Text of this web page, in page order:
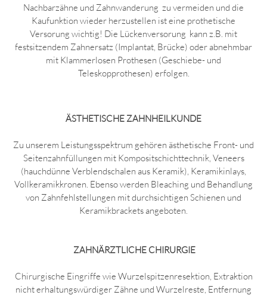
Nachbarzähne und Zahnwanderung zu vermeiden und die
Kaufunktion wieder herzustellen ist eine prothetische
Versorung wichtig! Die Lückenversorung kann z.B. mit
festsitzendem Zahnersatz (Implantat, Brücke) oder abnehmbar
mit Klammerlosen Prothesen (Geschiebe- und
Teleskopprothesen) erfolgen.
ÄSTHETISCHE ZAHNHEILKUNDE
Zu unserem Leistungsspektrum gehören ästhetische Front- und
Seitenzahnfüllungen mit Kompositschichttechnik, Veneers
(hauchdünne Verblendschalen aus Keramik), Keramikinlays,
Vollkeramikkronen. Ebenso werden Bleaching und Behandlung
von Zahnfehlstellungen mit durchsichtigen Schienen und
Keramikbrackets angeboten.
ZAHNÄRZTLICHE CHIRURGIE
Chirurgische Eingriffe wie Wurzelspitzenresektion, Extraktion
nicht erhaltungswürdiger Zähne und Wurzelreste, Entfernung